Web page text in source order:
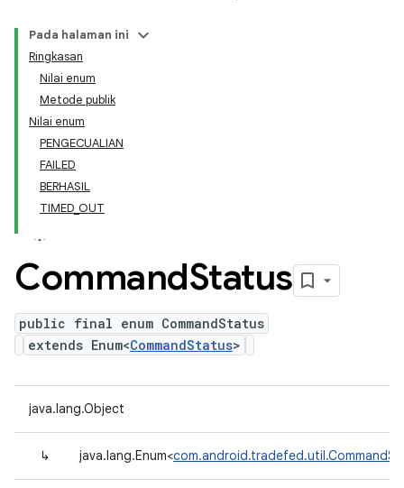
Pada halaman ini
Ringkasan
Nilai enum
Metode publik
Nilai enum
PENGECUALIAN
FAILED
BERHASIL
TIMED_OUT
CommandStatus
public final enum CommandStatus
extends Enum<CommandStatus>
java.lang.Object
↳ java.lang.Enum<